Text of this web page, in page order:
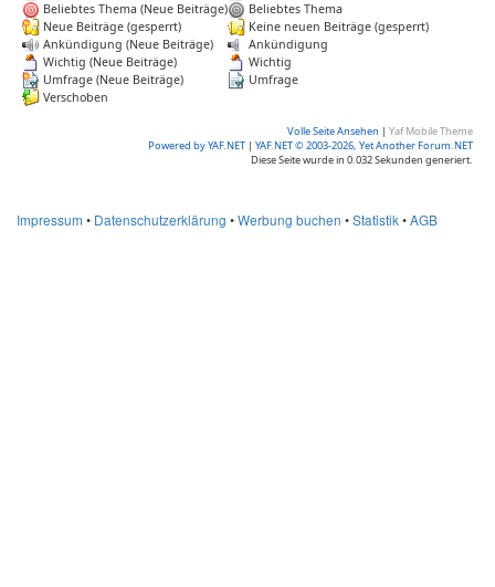
Beliebtes Thema (Neue Beiträge)
Beliebtes Thema
Neue Beiträge (gesperrt)
Keine neuen Beiträge (gesperrt)
Ankündigung (Neue Beiträge)
Ankündigung
Wichtig (Neue Beiträge)
Wichtig
Umfrage (Neue Beiträge)
Umfrage
Verschoben
Volle Seite Ansehen | Yaf Mobile Theme
Powered by YAF.NET | YAF.NET © 2003-2026, Yet Another Forum.NET
Diese Seite wurde in 0.032 Sekunden generiert.
Impressum • Datenschutzerklärung •Werbung buchen •Statistik•AGB